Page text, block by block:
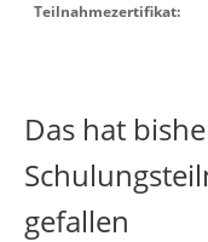
Teilnahmezertifikat:
Das hat
gefallen